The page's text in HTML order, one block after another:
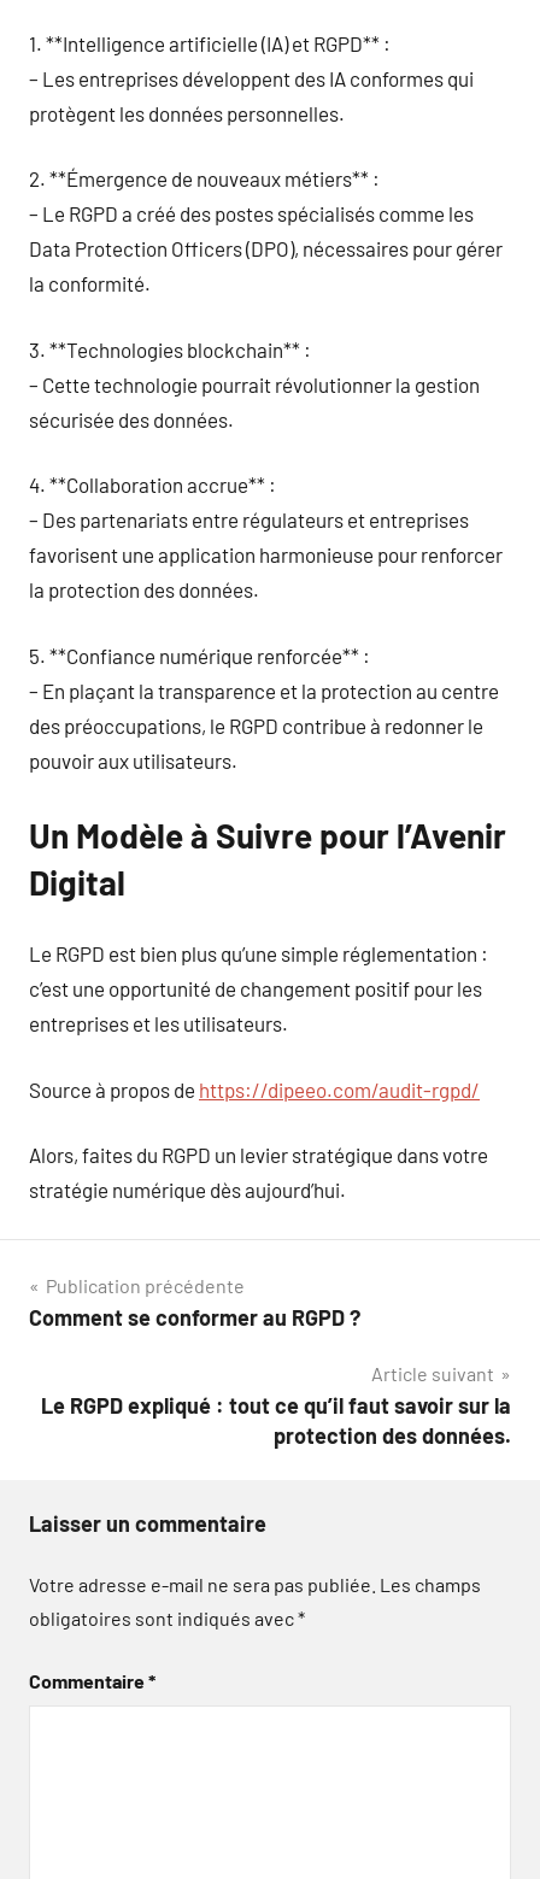
1. **Intelligence artificielle (IA) et RGPD** :
– Les entreprises développent des IA conformes qui
protègent les données personnelles.
2. **Émergence de nouveaux métiers** :
– Le RGPD a créé des postes spécialisés comme les
Data Protection Officers (DPO), nécessaires pour gérer
la conformité.
3. **Technologies blockchain** :
– Cette technologie pourrait révolutionner la gestion
sécurisée des données.
4. **Collaboration accrue** :
– Des partenariats entre régulateurs et entreprises
favorisent une application harmonieuse pour renforcer
la protection des données.
5. **Confiance numérique renforcée** :
– En plaçant la transparence et la protection au centre
des préoccupations, le RGPD contribue à redonner le
pouvoir aux utilisateurs.
Un Modèle à Suivre pour l’Avenir
Digital
Le RGPD est bien plus qu’une simple réglementation :
c’est une opportunité de changement positif pour les
entreprises et les utilisateurs.
Source à propos de https://dipeeo.com/audit-rgpd/
Alors, faites du RGPD un levier stratégique dans votre
stratégie numérique dès aujourd’hui.
Navigation
de
Publication précédente
Comment se conformer au RGPD ?
Article suivant
Le RGPD expliqué : tout ce qu’il faut savoir sur la
protection des données.
Laisser un commentaire
Votre adresse e-mail ne sera pas publiée. Les champs
obligatoires sont indiqués avec*
Commentaire*